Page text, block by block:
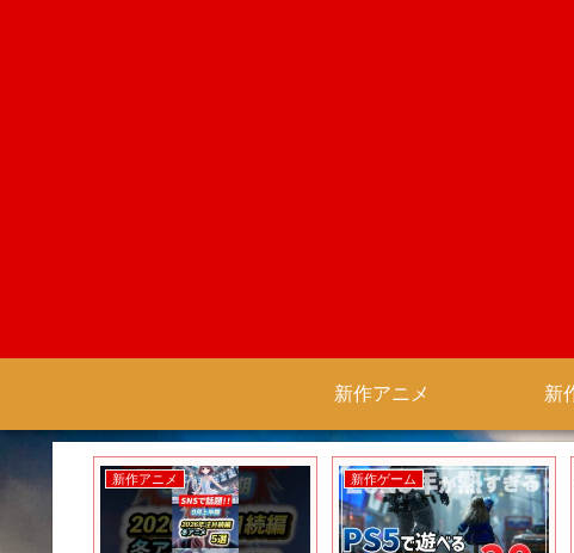
新作アニメ 新
新作アニメ 新作ゲーム